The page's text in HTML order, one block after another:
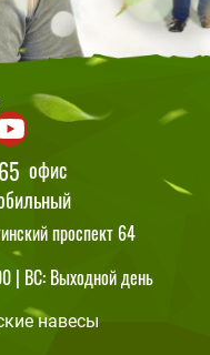
| ВС: Выходной день
навесы
офис
проспект 64